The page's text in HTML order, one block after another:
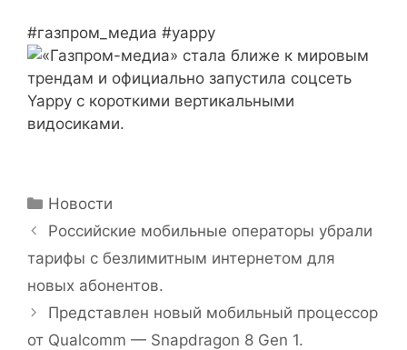
#газпром_медиа #yappy
Рубрики
Новости
Российские мобильные операторы убрали
тарифы с безлимитным интернетом для
новых абонентов.
Представлен новый мобильный процессор
от Qualcomm — Snapdragon 8 Gen 1.